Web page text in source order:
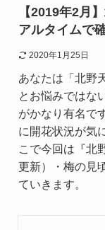
【2019年2月
アルタイムで
2020年1月25日
あなたは「北野
とお悩みではな
がかなり有名で
に開花状況が気
こで今回は『北
更新）・梅の見
ていきます。